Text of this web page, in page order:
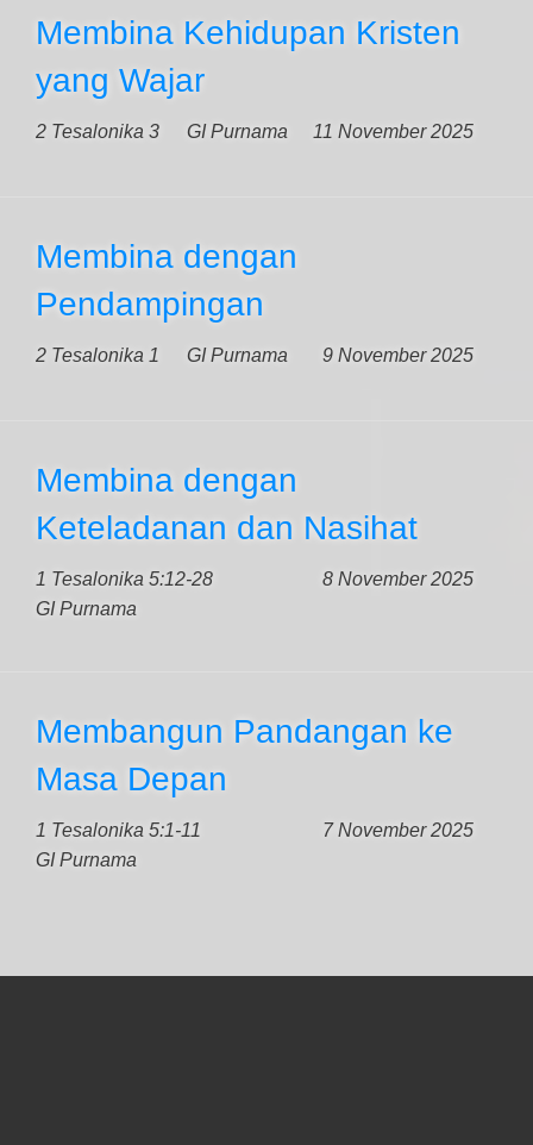
Membina Kehidupan Kristen
yang Wajar
2 Tesalonika 3 11 November 2025
GI Purnama
Membina dengan
Pendampingan
2 Tesalonika 1 9 November 2025
GI Purnama
Membina dengan
Keteladanan dan Nasihat
1 Tesalonika 5:12-28
8 November 2025
GI Purnama
Membangun Pandangan ke
Masa Depan
1 Tesalonika 5:1-11
7 November 2025
GI Purnama